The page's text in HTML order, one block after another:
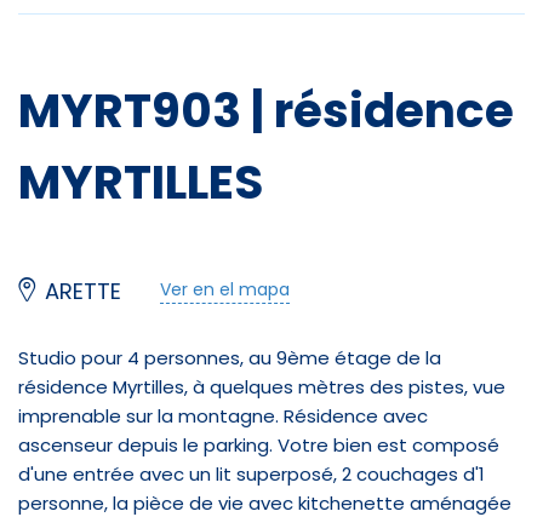
?
MYRT903 | résidence
MYRTILLES
ARETTE Ver en el mapa
Studio pour 4 personnes, au 9ème étage de la
résidence Myrtilles, à quelques mètres des pistes, vue
imprenable sur la montagne. Résidence avec
ascenseur depuis le parking. Votre bien est composé
d'une entrée avec un lit superposé, 2 couchages d'1
personne, la pièce de vie avec kitchenette aménagée